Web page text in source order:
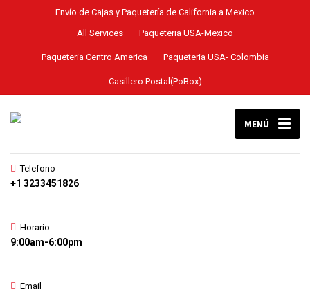
Envío de Cajas y Paquetería de California a Mexico
All Services
Paqueteria USA-Mexico
Paqueteria Centro America Paqueteria USA- Colombia
Casillero Postal(PoBox)
MENÚ
Telefono
+1 3233451826
Horario
9:00am-6:00pm
Email